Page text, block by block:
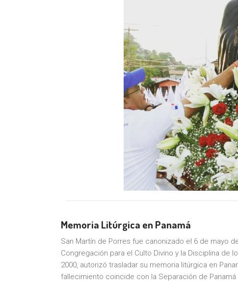
Memoria Litúrgica en Panamá
San Martín de Porres fue canonizado el 6 de mayo
Congregación para el Culto Divino y la Disciplina
2000, autorizó trasladar su memoria litúrgica en
fallecimiento coincide con la Separación de